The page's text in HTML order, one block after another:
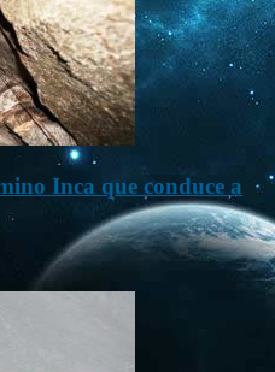
Inca que conduce a